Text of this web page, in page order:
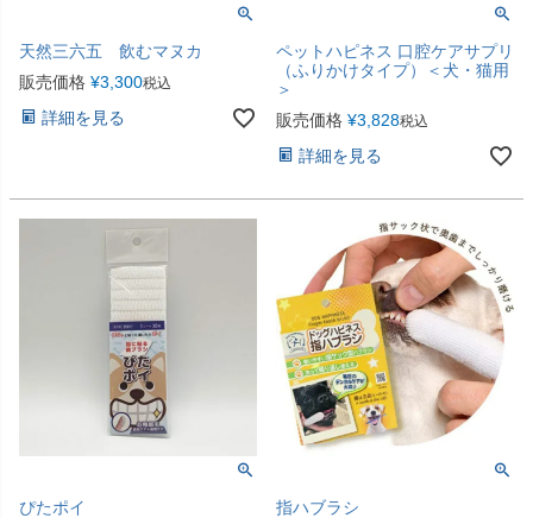
天然三六五 飲むマヌカ
販売価格 ¥3,300税込
詳細を見る
ペットハピネス 口腔ケアサプリ
（ふりかけタイプ）＜犬・猫用
＞
販売価格 ¥3,828税込
詳細を見る
ぴたポイ
指ハブラシ